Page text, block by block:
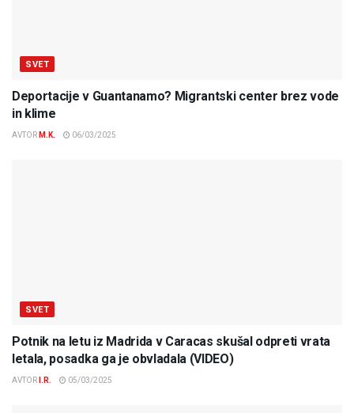
SVET
Deportacije v Guantanamo? Migrantski center brez vode
in klime
AVTOR M.K. 06/03/2025
SVET
Potnik na letu iz Madrida v Caracas skušal odpreti vrata
letala, posadka ga je obvladala (VIDEO)
AVTOR I.R. 05/03/2025